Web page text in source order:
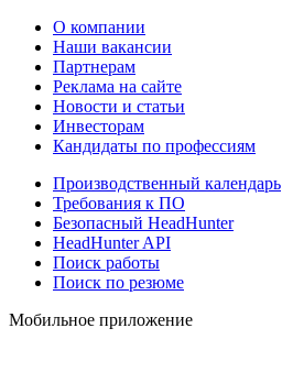
О компании
Наши вакансии
Партнерам
Реклама на сайте
Новости и статьи
Инвесторам
Кандидаты по профессиям
Производственный календарь
Требования к ПО
Безопасный HeadHunter
HeadHunter API
Поиск работы
Поиск по резюме
Мобильное приложение